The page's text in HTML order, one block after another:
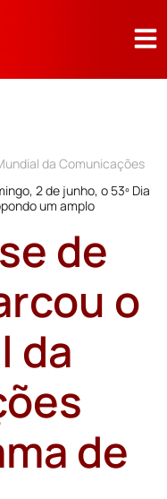
da Comunicações
2 de junho, o 53º Dia
um amplo
de
o
da
de